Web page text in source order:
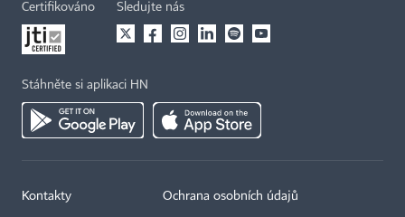
Certifikováno Sledujte nás
Stáhněte si aplikaci HN
Kontakty Ochrana osobních údajů